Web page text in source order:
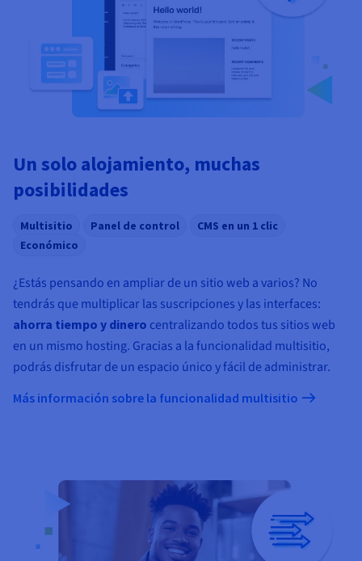
Disponibilidad por regiones
Documentación
Roadmap & Changelog
Roadmap y Changelog
Roadmap & Changelog
Roadmap & Changelog
Roadmap & Changelog
Un solo alojamiento, muchas
posibilidades
Multisitio Panel de control
CMS en un 1 clic
Económico
¿Estás pensando en ampliar de un sitio web a varios? No
tendrás que multiplicar las suscripciones y las interfaces:
ahorra tiempo y dinero centralizando todos tus sitios web
en un mismo hosting. Gracias a la funcionalidad multisitio,
podrás disfrutar de un espacio único y fácil de administrar.
Más información sobre la funcionalidad multisitio